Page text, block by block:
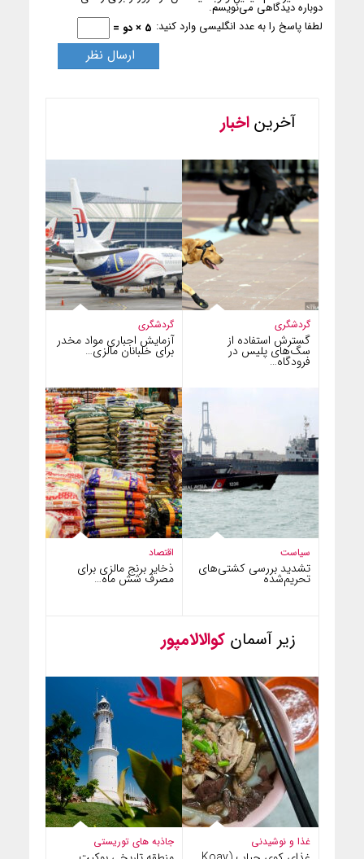
دوباره دیدگاهی می‌نویسم.
لطفا پاسخ را به عدد انگلیسی وارد کنید: 5 × دو =
آخریناخبار
گردشگری
آزمایش اجباری مواد مخدر
برای خلبانان مالزی…
گردشگری
گسترش استفاده از
سگ‌های پلیس در
فرودگاه…
اقتصاد
ذخایر برنج مالزی برای
مصرف شش ماه…
سیاست
تشدید بررسی کشتی‌های
تحریم‌شده
زیر آسمان کوالالامپور
جاذبه های توریستی غذا و نوشیدنی